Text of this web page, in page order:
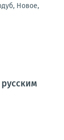
Новое,